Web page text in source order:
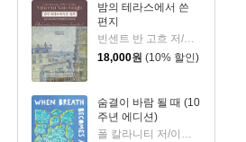
밤의 테라스에서 쓴
편지
빈센트 반 고흐 저/신성림 역
18,000원 (10% 할인)
숨결이 바람 될 때 (10
주년 에디션)